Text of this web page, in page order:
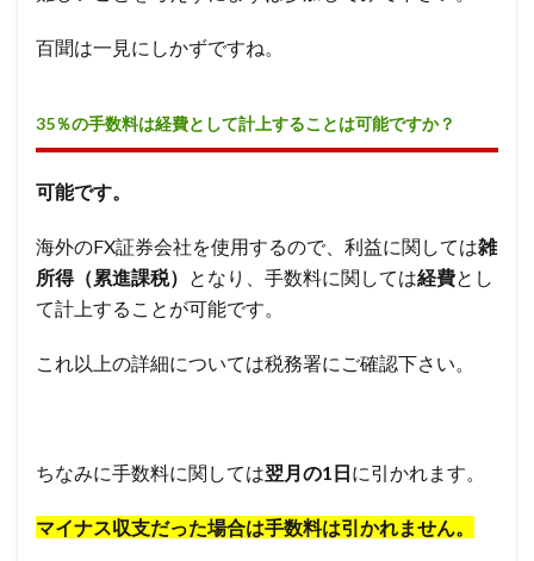
百聞は一見にしかずですね。
35％の手数料は経費として計上することは可能ですか？
可能です。
海外のFX証券会社を使用するので、利益に関しては雑
所得（累進課税） となり、手数料に関しては経費とし
て計上することが可能です。
これ以上の詳細については税務署にご確認下さい。
ちなみに手数料に関しては翌月の1日に引かれます。
マイナス収支だった場合は手数料は引かれません。